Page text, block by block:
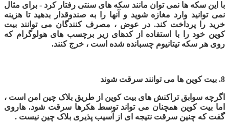
با این سکه ها نمی توان مانند سکه های سنتی رفتار کرد - برای مثال
نمی توانید وارد مغازه شوید و آنها را به صندوقدار بدهید تا هزینه
خرید را پرداخت کند. در عوض ، مصرف کنندگان می توانند بیت
کوین خود را با استفاده از کدهای زیر برچسب های هولوگرام که
روی هر سکه تیتانیوم چسبانده شده است ، خرج کنند.
8. بیت کوین ها می توانند سرقت شوند
اگرچه سوابق تراکنش های بیت کوین از طریق بلاک چین امن است ،
اما بیت کوین همچنان می تواند توسط هکرها سرقت شود. هاروی
گفت که چنین سرقت نتیجه ای از آسیب پذیری بلاک چین نیست .